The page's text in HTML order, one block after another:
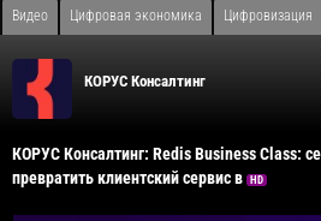
Видео Цифровая экономика Цифровизация
КОРУС Консалтинг
​КОРУС Консалтинг: Redis Business Class:
превратить клиентский сервис в
HD